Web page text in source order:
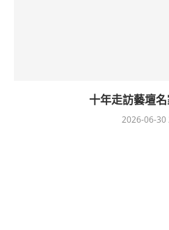
十年走訪藝壇
2026-06-30